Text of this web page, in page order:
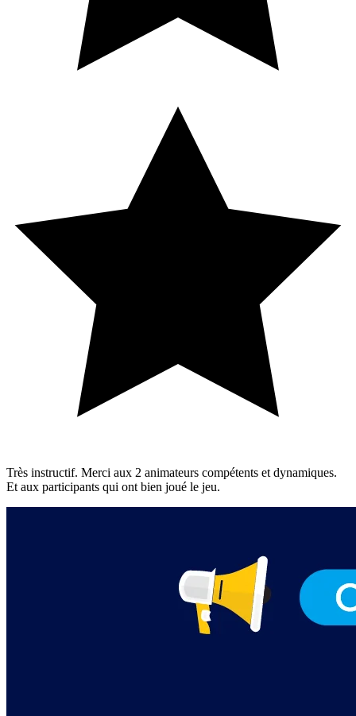
Très instructif. Merci aux 2 animateurs compétents et dynamiques.
Et aux participants qui ont bien joué le jeu.